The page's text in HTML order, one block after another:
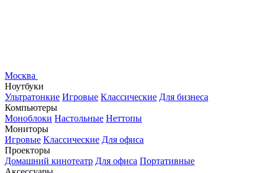
Москва
Ноутбуки
Ультратонкие Игровые Классические Для бизнеса
Компьютеры
Моноблоки Настольные Неттопы
Мониторы
Игровые Классические Для офиса
Проекторы
Домашний кинотеатр Для офиса Портативные